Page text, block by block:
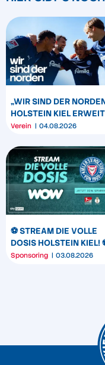
„WIR SIND DER
HOLSTEIN KIEL
SEIN MARKENBILD
Verein 04.08.2026
⚽️ STREAM DIE VOLLE
DOSIS HOLSTEIN KIEL!
Sponsoring 03.08.2026